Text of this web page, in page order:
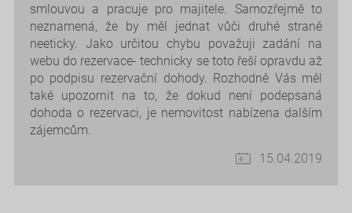
smlouvou a pracuje pro majitele. Samozřejmě to
neznamená, že by měl jednat vůči druhé straně
neeticky. Jako určitou chybu považuji zadání na
webu do rezervace- technicky se toto řeší opravdu až
po podpisu rezervační dohody. Rozhodně Vás měl
také upozornit na to, že dokud není podepsaná
dohoda o rezervaci, je nemovitost nabízena dalším
zájemcům.
15.04.2019